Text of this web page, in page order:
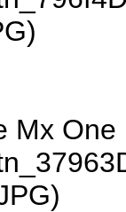
Mx One